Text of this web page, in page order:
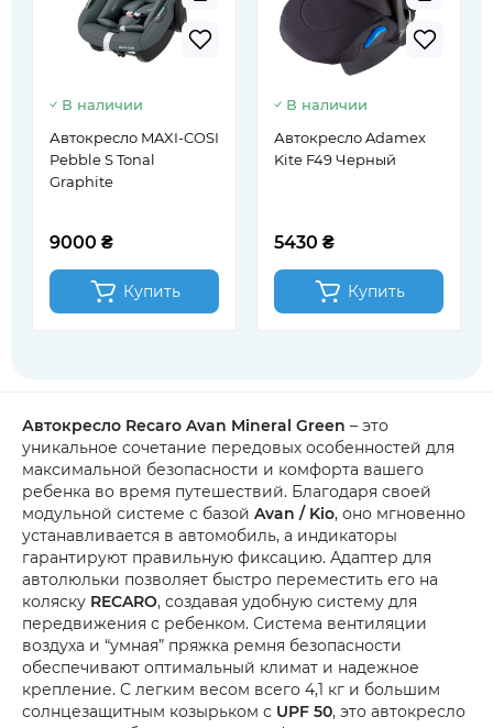
В наличии
Автокресло MAXI-COSI
Pebble S Tonal
Graphite
9000 ₴
Купить
В наличии
Автокресло Adamex
Kite F49 Черный
5430 ₴
Купить
Автокресло Recaro Avan Mineral Green – это
уникальное сочетание передовых особенностей для
максимальной безопасности и комфорта вашего
ребенка во время путешествий. Благодаря своей
модульной системе с базой Avan / Kio, оно мгновенно
устанавливается в автомобиль, а индикаторы
гарантируют правильную фиксацию. Адаптер для
автолюльки позволяет быстро переместить его на
коляску RECARO, создавая удобную систему для
передвижения с ребенком. Система вентиляции
воздуха и “умная” пряжка ремня безопасности
обеспечивают оптимальный климат и надежное
крепление. С легким весом всего 4,1 кг и большим
солнцезащитным козырьком с UPF 50, это автокресло